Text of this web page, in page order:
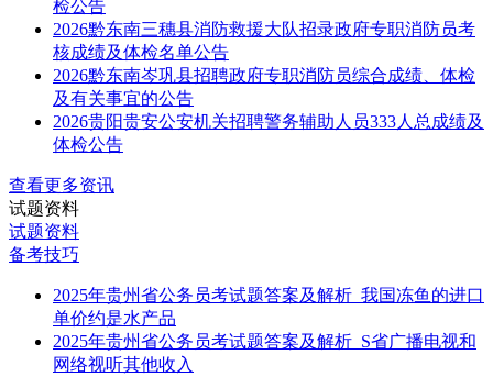
检公告
2026黔东南三穗县消防救援大队招录政府专职消防员考
核成绩及体检名单公告
2026黔东南岑巩县招聘政府专职消防员综合成绩、体检
及有关事宜的公告
2026贵阳贵安公安机关招聘警务辅助人员333人总成绩及
体检公告
查看更多资讯
试题资料
试题资料
备考技巧
2025年贵州省公务员考试题答案及解析_我国冻鱼的进口
单价约是水产品
2025年贵州省公务员考试题答案及解析_S省广播电视和
网络视听其他收入